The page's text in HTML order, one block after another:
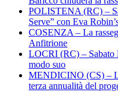
POLISTENA (RC) –
Serve” con Eva
COSENZA – La
Anfitrione
LOCRI (RC) – Sabato
modo suo
MENDICINO (CS) –
terza annualità del